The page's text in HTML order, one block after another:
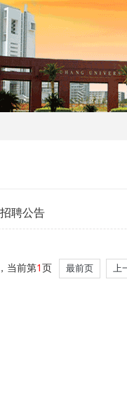
聘公告
当前第1页 最前页 上